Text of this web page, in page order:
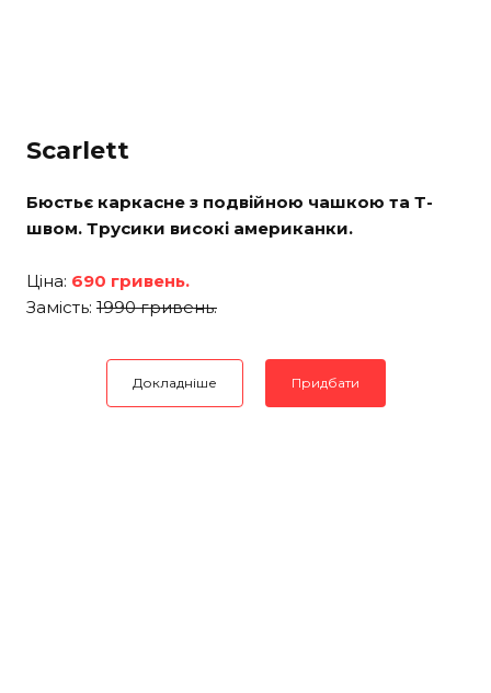
Scarlett
Бюстьє каркасне з подвійною чашкою та Т-
швом. Трусики високі американки.
Ціна: 690 гривень.
Замість: 1990 гривень.
Докладніше Придбати